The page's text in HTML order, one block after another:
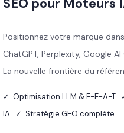
Positionnez votre marque
ChatGPT, Perplexity, Google
La nouvelle frontière du
✓ Optimisation LLM & E-E-A-T
IA ✓ Stratégie GEO complète